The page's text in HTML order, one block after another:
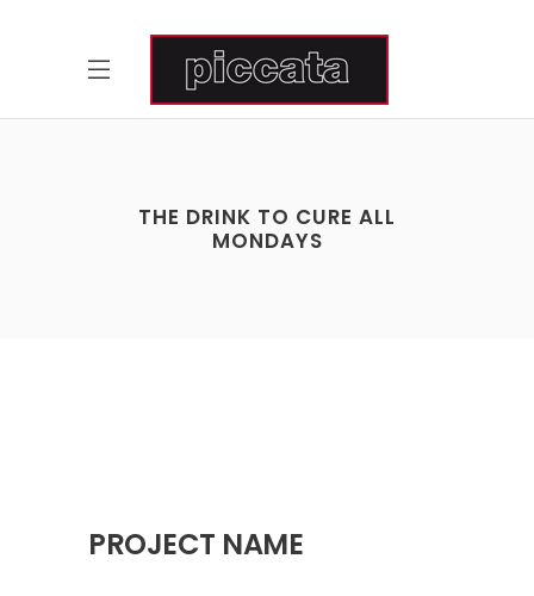
THE DRINK TO CURE ALL
MONDAYS
PROJECT NAME